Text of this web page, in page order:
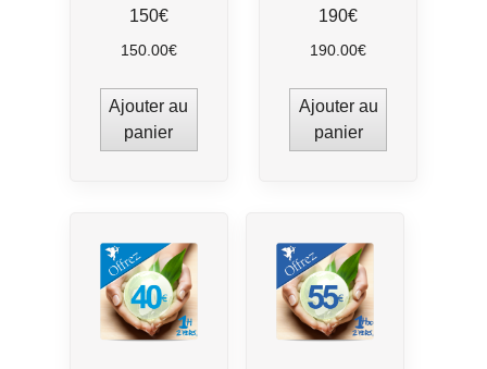
150€
150.00€
Ajouter au
panier
190€
190.00€
Ajouter au
panier